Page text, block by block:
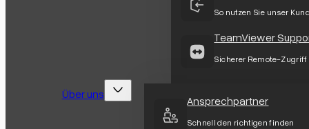
So nutzen Sie unser
TeamViewer
Sicherer Remote-Zugriff
Über uns Ansprechpartner
Schnell den richtigen finden